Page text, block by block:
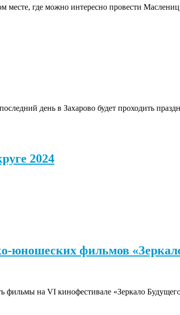
месте, где можно интересно провести
день в Захарово будет проходить
2024
юношеских фильмов
фильмы на VI кинофестивале «Зеркало